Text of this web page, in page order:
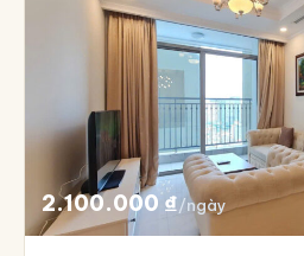
2.100.000₫/ngày